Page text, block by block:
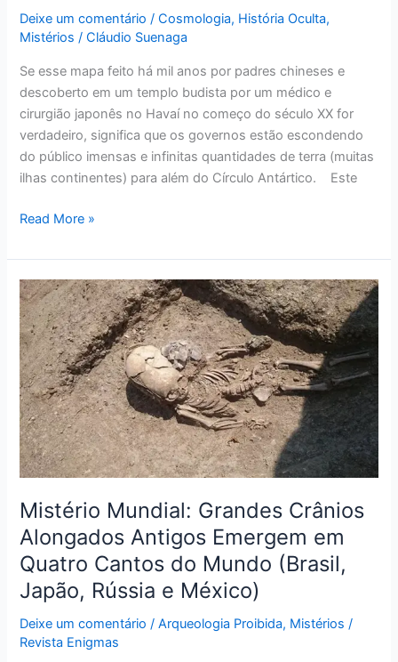
Deixe um comentário /Cosmologia, História Oculta,
Mistérios /Cláudio Suenaga
Se esse mapa feito há mil anos por padres chineses e
descoberto em um templo budista por um médico e
cirurgião japonês no Havaí no começo do século XX for
verdadeiro, significa que os governos estão escondendo
do público imensas e infinitas quantidades de terra (muitas
ilhas continentes) para além do Círculo Antártico. Este
Antártida
Read More »
Mistério Mundial: Grandes Crânios
Alongados Antigos Emergem em
Quatro Cantos do Mundo (Brasil,
Japão, Rússia e México)
Deixe um comentário /Arqueologia Proibida, Mistérios /
Revista Enigmas
Mistério
Mundial:
Grandes
Crânios
Alongados
Antigos
Emergem
em
Quatro
Cantos
do
Mundo
(Brasil,
Japão,
Rússia
México)